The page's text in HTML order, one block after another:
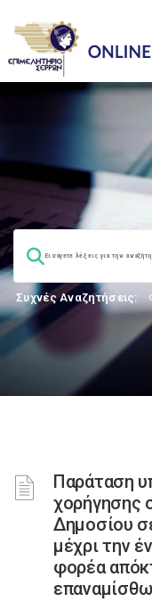
Συχνές Αναζητήσεις:
Παράταση
χορήγησης
Δημοσίου
μέχρι την
φορέα